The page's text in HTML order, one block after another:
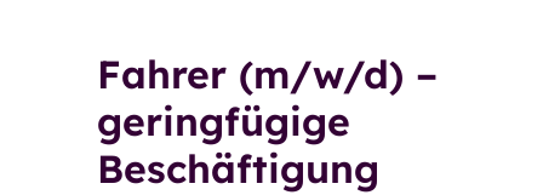
Miteinander und Begegnung
Miteinander und Begegnung
Mittagstisch
Fahrer (m/w/d) –
geringfügige
Beschäftigung